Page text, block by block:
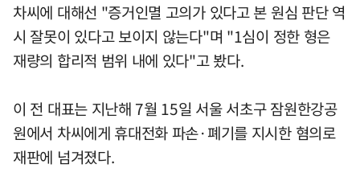
차씨에 대해선 "증거인멸 고의가 있다고 본 원심 판단 역
시 잘못이 있다고 보이지 않는다"며 "1심이 정한 형은
재량의 합리적 범위 내에 있다"고 봤다.
이 전 대표는 지난해 7월 15일 서울 서초구 잠원한강공
원에서 차씨에게 휴대전화 파손·폐기를 지시한 혐의로
재판에 넘겨졌다.